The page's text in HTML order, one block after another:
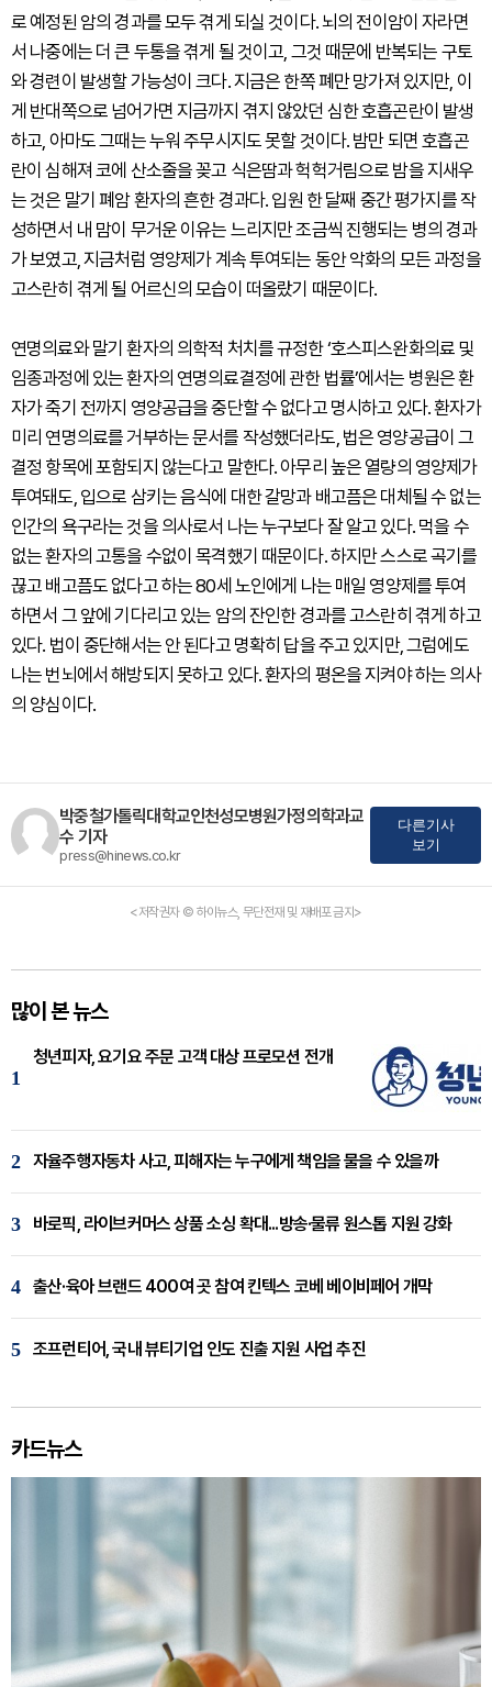
로 예정된 암의 경과를 모두 겪게 되실 것이다. 뇌의 전이암이 자라면
서 나중에는 더 큰 두통을 겪게 될 것이고, 그것 때문에 반복되는 구토
와 경련이 발생할 가능성이 크다. 지금은 한쪽 폐만 망가져 있지만, 이
게 반대쪽으로 넘어가면 지금까지 겪지 않았던 심한 호흡곤란이 발생
하고, 아마도 그때는 누워 주무시지도 못할 것이다. 밤만 되면 호흡곤
란이 심해져 코에 산소줄을 꽂고 식은땀과 헉헉거림으로 밤을 지새우
는 것은 말기 폐암 환자의 흔한 경과다. 입원 한 달째 중간 평가지를 작
성하면서 내 맘이 무거운 이유는 느리지만 조금씩 진행되는 병의 경과
가 보였고, 지금처럼 영양제가 계속 투여되는 동안 악화의 모든 과정을
고스란히 겪게 될 어르신의 모습이 떠올랐기 때문이다.
연명의료와 말기 환자의 의학적 처치를 규정한 ‘호스피스완화의료 및
임종과정에 있는 환자의 연명의료결정에 관한 법률’에서는 병원은 환
자가 죽기 전까지 영양공급을 중단할 수 없다고 명시하고 있다. 환자가
미리 연명의료를 거부하는 문서를 작성했더라도, 법은 영양공급이 그
결정 항목에 포함되지 않는다고 말한다. 아무리 높은 열량의 영양제가
투여돼도, 입으로 삼키는 음식에 대한 갈망과 배고픔은 대체될 수 없는
인간의 욕구라는 것을 의사로서 나는 누구보다 잘 알고 있다. 먹을 수
없는 환자의 고통을 수없이 목격했기 때문이다. 하지만 스스로 곡기를
끊고 배고픔도 없다고 하는 80세 노인에게 나는 매일 영양제를 투여
하면서 그 앞에 기다리고 있는 암의 잔인한 경과를 고스란히 겪게 하고
있다. 법이 중단해서는 안 된다고 명확히 답을 주고 있지만, 그럼에도
나는 번뇌에서 해방되지 못하고 있다. 환자의 평온을 지켜야 하는 의사
의 양심이다.
박중철가톨릭대학교인천성모병원가정의학과교
수 기자
press@hinews.co.kr
다른기사
보기
<저작권자 © 하이뉴스, 무단전재 및 재배포 금지>
많이 본 뉴스
1
청년피자, 요기요 주문 고객 대상 프로모션 전개
2 자율주행자동차 사고, 피해자는 누구에게 책임을 물을 수 있을까
3 바로픽, 라이브커머스 상품 소싱 확대...방송·물류 원스톱 지원 강화
4 출산·육아 브랜드 400여 곳 참여 킨텍스 코베 베이비페어 개막
5 조프런티어, 국내 뷰티기업 인도 진출 지원 사업 추진
카드뉴스